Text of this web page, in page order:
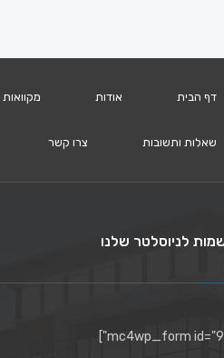
דף הבית אודות
שאלות ותשובות צרו קשר
לניוסלטר שלנו